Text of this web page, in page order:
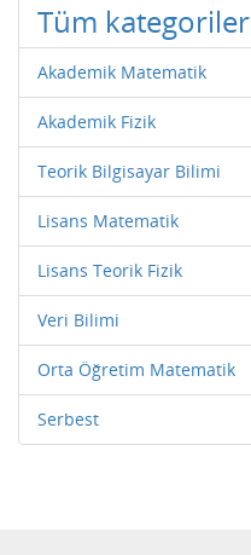
Tüm kategoriler
Akademik Matematik
Akademik Fizik
Teorik Bilgisayar Bilimi
Lisans Matematik
Lisans Teorik Fizik
Veri Bilimi
Orta Öğretim Matematik
Serbest